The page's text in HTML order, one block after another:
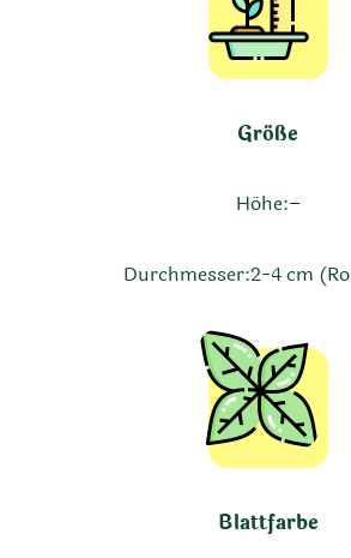
Größe
Höhe:–
Durchmesser:2-4 cm
Blattfarbe